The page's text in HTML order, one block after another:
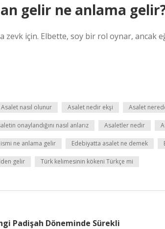
gelir ne anlama
zevk için. Elbette, soy bir rol oynar, ancak
Asalet nasıl olunur Asalet nedir ekşi Asalet
onaylandığını nasıl anlarız Asaletler nedir
ne anlama gelir Edebiyatta asalet ne demek
gelir Türk kelimesinin kökeni Türkçe mi
Padişah Döneminde Sürekli